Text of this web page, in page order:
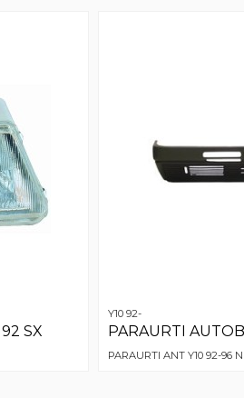
SX
Y10 92-
PARAURTI
PARAURTI ANT Y10 92-96